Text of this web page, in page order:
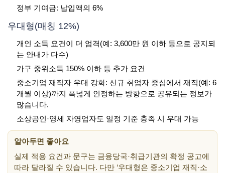
정부 기여금: 납입액의 6%
우대형(매칭 12%)
개인 소득 요건이 더 엄격(예: 3,600만 원 이하 등으로 공지되
는 안내가 다수)
가구 중위소득 150% 이하 등 추가 요건
중소기업 재직자 우대 강화: 신규 취업자 중심에서 재직(예: 6
개월 이상)까지 폭넓게 인정하는 방향으로 공유되는 정보가
많습니다.
소상공인·영세 자영업자도 일정 기준 충족 시 우대 가능
알아두면 좋아요
실제 적용 요건과 문구는 금융당국·취급기관의 확정 공고에
따라 달라질 수 있습니다. 다만 ‘우대형은 중소기업 재직·소